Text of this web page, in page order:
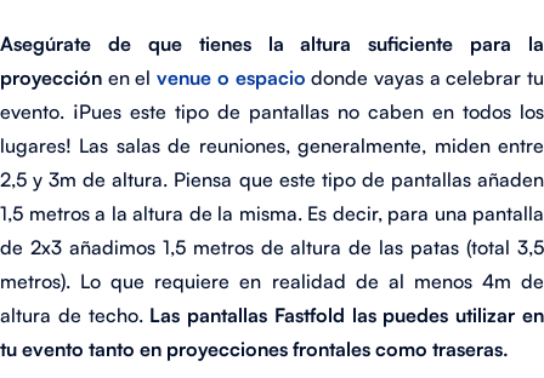
Asegúrate de que tienes la altura suficiente para la
proyección en elvenue o espacio donde vayas a celebrar tu
evento. ¡Pues este tipo de pantallas no caben en todos los
lugares! Las salas de reuniones, generalmente, miden entre
2,5 y 3m de altura. Piensa que este tipo de pantallas añaden
1,5 metros a la altura de la misma. Es decir, para una pantalla
de 2x3 añadimos 1,5 metros de altura de las patas (total 3,5
metros). Lo que requiere en realidad de al menos 4m de
altura de techo.Las pantallas Fastfold las puedes utilizar en
tu evento tanto en proyecciones frontales como traseras.